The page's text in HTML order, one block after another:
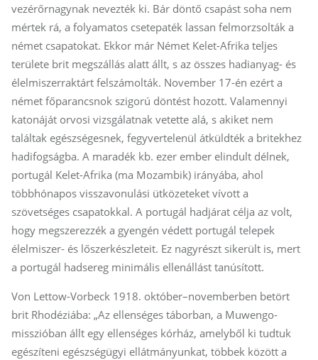
vezérőrnagynak nevezték ki. Bár döntő csapást soha nem
mértek rá, a folyamatos csetepaték lassan felmorzsolták a
német csapatokat. Ekkor már Német Kelet-Afrika teljes
területe brit megszállás alatt állt, s az összes hadianyag- és
élelmiszerraktárt felszámolták. November 17-én ezért a
német főparancsnok szigorú döntést hozott. Valamennyi
katonáját orvosi vizsgálatnak vetette alá, s akiket nem
találtak egészségesnek, fegyvertelenül átküldték a britekhez
hadifogságba. A maradék kb. ezer ember elindult délnek,
portugál Kelet-Afrika (ma Mozambik) irányába, ahol
többhónapos visszavonulási ütközeteket vívott a
szövetséges csapatokkal. A portugál hadjárat célja az volt,
hogy megszerezzék a gyengén védett portugál telepek
élelmiszer- és lőszerkészleteit. Ez nagyrészt sikerült is, mert
a portugál hadsereg minimális ellenállást tanúsított.
Von Lettow-Vorbeck 1918. október–novemberben betört
brit Rhodéziába: „Az ellenséges táborban, a Muwengo-
misszióban állt egy ellenséges kórház, amelyből ki tudtuk
egészíteni egészségügyi ellátmányunkat, többek között a